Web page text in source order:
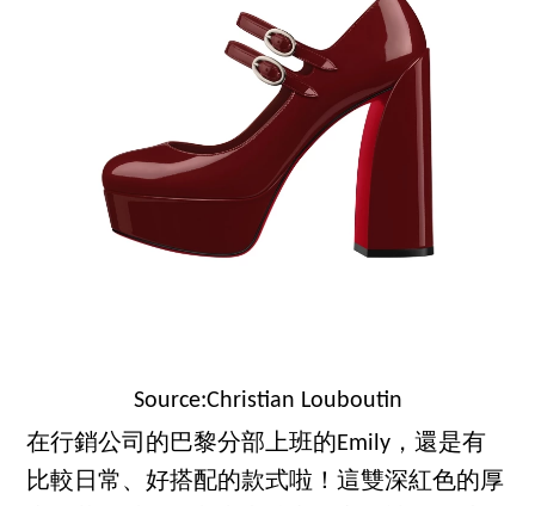
Source:Christian Louboutin
在行銷公司的巴黎分部上班的Emily，還是有
比較日常、好搭配的款式啦！這雙深紅色的厚